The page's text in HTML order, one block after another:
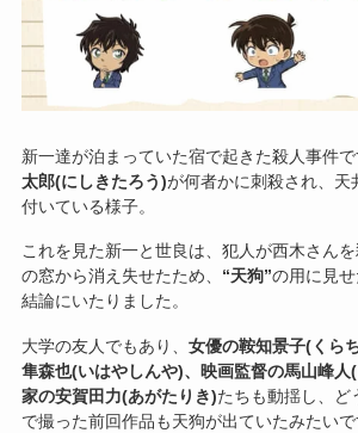
新一達が泊まっていた宿で起きた殺人事件で
太郎(にしきたろう)が何者かに刺殺され、天
付いている様子。
これを見た新一と世良は、犯人が西木さん
の窓から消え失せたため、 “天狗”の用に見
結論にいたりました。
大学の友人でもあり、 女優の鞍知景子(くら
隼森也(いはやしんや)、映画監督の馬山峰人
家の安賀田力(あがたりき)たちも動揺し、ど
で撮った前回作品も天狗が出ていたみたいで